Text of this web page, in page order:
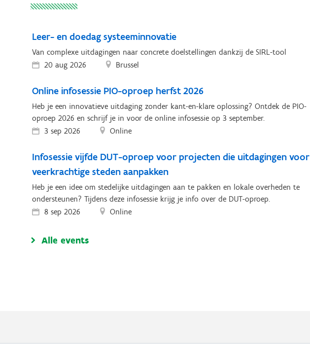
Leer- en doedag systeeminnovatie
Van complexe uitdagingen naar concrete doelstellingen dankzij de SIRL-tool
20 aug 2026
Brussel
Online infosessie PIO-oproep herfst 2026
Heb je een innovatieve uitdaging zonder kant-en-klare oplossing? Ontdek de PIO-
oproep 2026 en schrijf je in voor de online infosessie op 3 september.
3 sep 2026
Online
Infosessie vijfde DUT-oproep voor projecten die uitdagingen voor
veerkrachtige steden aanpakken
Heb je een idee om stedelijke uitdagingen aan te pakken en lokale overheden te
ondersteunen? Tijdens deze infosessie krijg je info over de DUT-oproep.
8 sep 2026
Online
Alle events